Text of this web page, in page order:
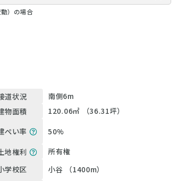
）の場合
道状況
南側6m
物面積
120.06㎡ （36.31坪）
ぺい率
50%
地権利
所有権
学校区
小谷 （1400m）